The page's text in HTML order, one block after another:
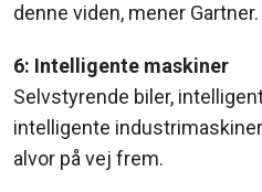
denne viden, mener Gartner.
6: Intelligente maskiner
Selvstyrende biler,
intelligente
alvor på vej frem.